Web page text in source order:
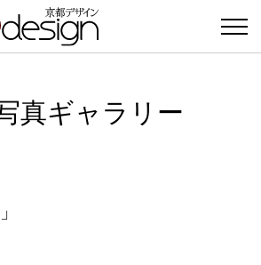
真ギャラリー